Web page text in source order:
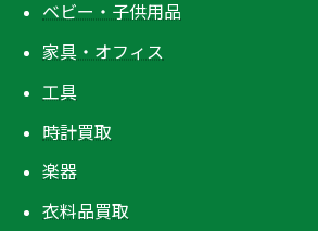
ベビー・子供用品
家具・オフィス
工具
時計買取
楽器
衣料品買取